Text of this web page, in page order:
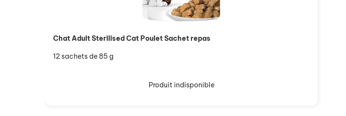
Chat Adult Sterilised Cat Poulet Sachet repas
12 sachets de 85 g
Produit indisponible